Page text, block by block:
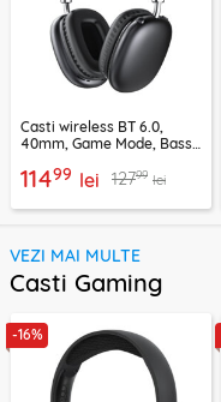
Casti wireless BT 6.0,
40mm, Game Mode, Bass
11499 lei 12799 lei
VEZI MAI MULTE
Casti Gaming
-16%